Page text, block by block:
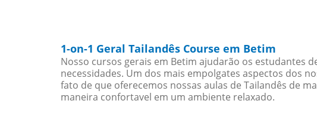
1-on-1 Geral Tailandês Course em Betim
Nosso cursos gerais em Betim ajudarão os estudantes
necessidades. Um dos mais empolgates aspectos dos
fato de que oferecemos nossas aulas de Tailandês de
maneira confortavel em um ambiente relaxado.